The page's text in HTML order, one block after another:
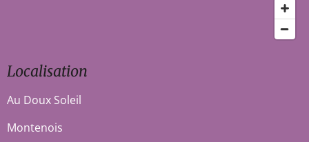
Localisation
Au Doux Soleil
Montenois